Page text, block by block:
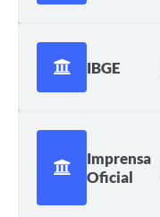
IBGE
Imprensa
Oficial